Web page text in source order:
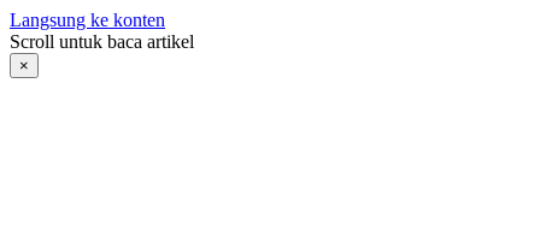
Langsung ke konten
Scroll untuk baca artikel
×